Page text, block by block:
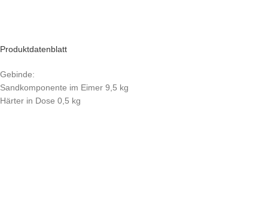
Produktdatenblatt
Gebinde:
Sandkomponente im Eimer 9,5 kg
Härter in Dose 0,5 kg